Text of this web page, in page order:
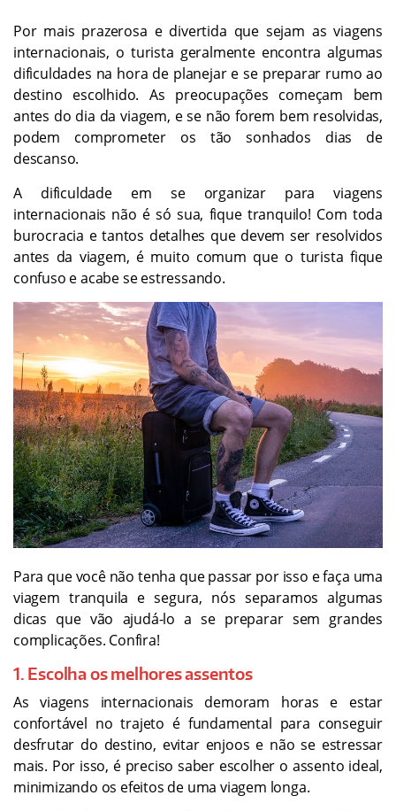
Por mais prazerosa e divertida que sejam as viagens
internacionais, o turista geralmente encontra algumas
dificuldades na hora de planejar e se preparar rumo ao
destino escolhido. As preocupações começam bem
antes do dia da viagem, e se não forem bem resolvidas,
podem comprometer os tão sonhados dias de
descanso.
A dificuldade em se organizar para viagens
internacionais não é só sua, fique tranquilo! Com toda
burocracia e tantos detalhes que devem ser resolvidos
antes da viagem, é muito comum que o turista fique
confuso e acabe se estressando.
Para que você não tenha que passar por isso e faça uma
viagem tranquila e segura, nós separamos algumas
dicas que vão ajudá-lo a se preparar sem grandes
complicações. Confira!
1. Escolha os melhores assentos
As viagens internacionais demoram horas e estar
confortável no trajeto é fundamental para conseguir
desfrutar do destino, evitar enjoos e não se estressar
mais. Por isso, é preciso saber escolher o assento ideal,
minimizando os efeitos de uma viagem longa.